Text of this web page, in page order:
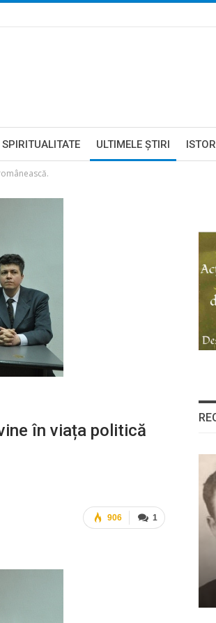
SPIRITUALITATE ULTIMELE ŞTIRI
în viața politică
1
906